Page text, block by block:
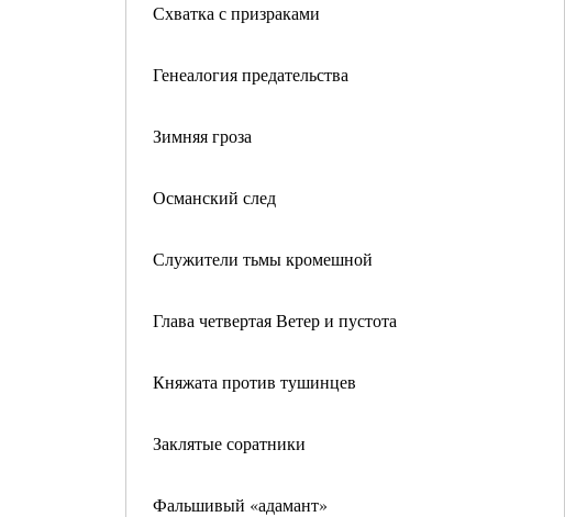
Схватка с призраками
Генеалогия предательства
Зимняя гроза
Османский след
Служители тьмы кромешной
Глава четвертая Ветер и пустота
Княжата против тушинцев
Заклятые соратники
Фальшивый «адамант»